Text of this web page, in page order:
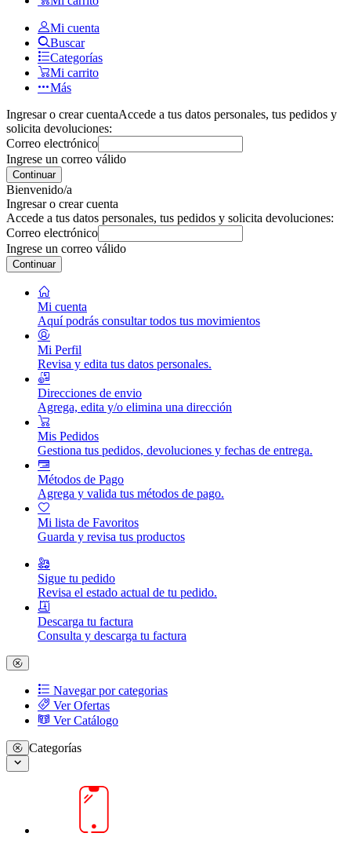
Mi cuenta
Buscar
Categorías
Mi carrito
Más
Ingresar o crear cuentaAccede a tus datos personales, tus pedidos y
solicita devoluciones:
Correo electrónico
Ingrese un correo válido
Continuar
Bienvenido/a
Ingresar o crear cuenta
Accede a tus datos personales, tus pedidos y solicita devoluciones:
Correo electrónico
Ingrese un correo válido
Continuar
Mi cuenta
Aquí podrás consultar todos tus movimientos
Mi Perfil
Revisa y edita tus datos personales.
Direcciones de envio
Agrega, edita y/o elimina una dirección
Mis Pedidos
Gestiona tus pedidos, devoluciones y fechas de entrega.
Métodos de Pago
Agrega y valida tus métodos de pago.
Mi lista de Favoritos
Guarda y revisa tus productos
Sigue tu pedido
Revisa el estado actual de tu pedido.
Descarga tu factura
Consulta y descarga tu factura
Navegar por categorias
Ver Ofertas
Ver Catálogo
Categorías